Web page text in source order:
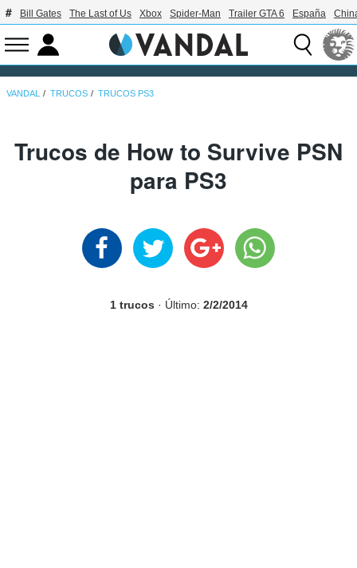
Bill Gates The Last of Us Xbox Spider-Man Trailer GTA 6 España
VANDAL TRUCOS TRUCOS PS3
Trucos de How to Survive PSN
para PS3
1 trucos · Último: 2/2/2014